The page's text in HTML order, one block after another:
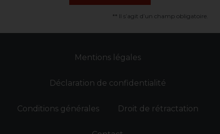
** Il s’agit d’un champ obligatoire.
Mentions légales
Déclaration de confidentialité
Conditions générales Droit de rétractation